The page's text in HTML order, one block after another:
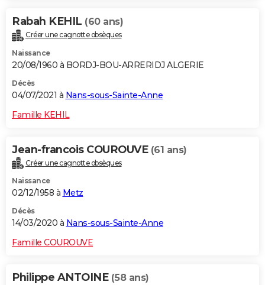
Rabah KEHIL (60 ans)
Créer une cagnotte obsèques
Naissance
20/08/1960 à BORDJ-BOU-ARRERIDJ ALGERIE
Décès
04/07/2021 à Nans-sous-Sainte-Anne
Famille KEHIL
Jean-francois COUROUVE (61 ans)
Créer une cagnotte obsèques
Naissance
02/12/1958 à Metz
Décès
14/03/2020 à Nans-sous-Sainte-Anne
Famille COUROUVE
Philippe ANTOINE (58 ans)